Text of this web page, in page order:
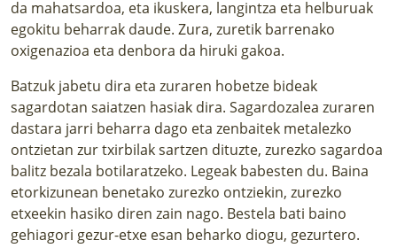
da mahatsardoa, eta ikuskera, langintza eta helburuak
egokitu beharrak daude. Zura, zuretik barrenako
oxigenazioa eta denbora da hiruki gakoa.
Batzuk jabetu dira eta zuraren hobetze bideak
sagardotan saiatzen hasiak dira. Sagardozalea zuraren
dastara jarri beharra dago eta zenbaitek metalezko
ontzietan zur txirbilak sartzen dituzte, zurezko sagardoa
balitz bezala botilaratzeko. Legeak babesten du. Baina
etorkizunean benetako zurezko ontziekin, zurezko
etxeekin hasiko diren zain nago. Bestela bati baino
gehiagori gezur-etxe esan beharko diogu, gezurtero.